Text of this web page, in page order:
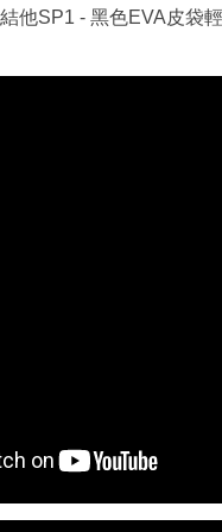
他SP1 - 黑色EVA皮袋